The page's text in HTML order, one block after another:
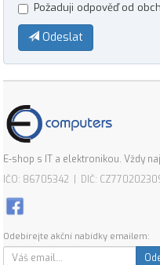
Požaduji odpověď od
Odeslat
E-shop s IT a elektronikou. Vždy
IČO: 86705342 | DIČ:
Odebírejte akční nabídky emailem: